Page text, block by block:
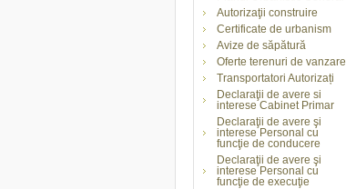
Autorizaţii construire
Certificate de urbanism
Avize de săpătură
Oferte terenuri de vanzare
Transportatori Autorizați
Declaraţii de avere si
interese Cabinet Primar
Declaraţii de avere şi
interese Personal cu
funcţie de conducere
Declaraţii de avere şi
interese Personal cu
funcţie de execuţie